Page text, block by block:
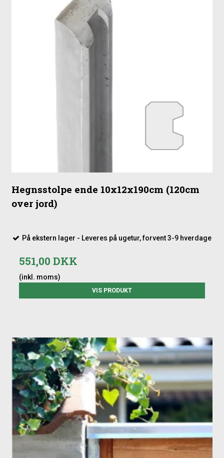
Hegnsstolpe ende 10x12x190cm (120cm
over jord)
På ekstern lager - Leveres på ugetur, forvent 3-9 hverdage
551,00 DKK
(inkl. moms)
VIS PRODUKT